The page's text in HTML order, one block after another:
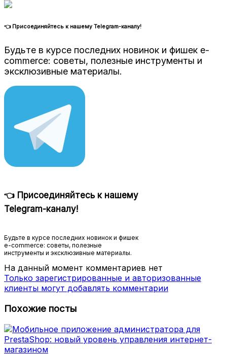
👈 Присоединяйтесь к нашему Telegram-каналу!
Будьте в курсе последних новинок и фишек e-
commerce: советы, полезные инструменты и
эксклюзивные материалы.
👈 Присоединяйтесь к нашему
Telegram-каналу!
Будьте в курсе последних новинок и фишек
e-commerce: советы, полезные
инструменты и эксклюзивные материалы.
На данный момент комментариев нет
Только зарегистрированные и авторизованные
клиенты могут добавлять комментарии
Похожие посты